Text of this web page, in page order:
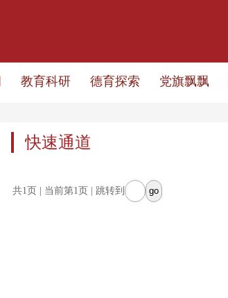
教育科研 德育探索 党旗飘飘
快速通道
共1页 | 当前第1页 | 跳转到